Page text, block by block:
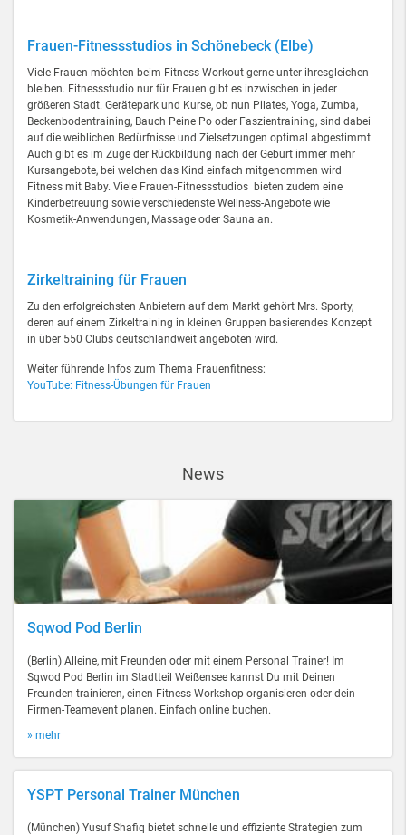
Frauen-Fitnessstudios in Schönebeck (Elbe)
Viele Frauen möchten beim Fitness-Workout gerne unter ihresgleichen
bleiben. Fitnessstudio nur für Frauen gibt es inzwischen in jeder
größeren Stadt. Gerätepark und Kurse, ob nun Pilates, Yoga, Zumba,
Beckenbodentraining, Bauch Peine Po oder Faszientraining, sind dabei
auf die weiblichen Bedürfnisse und Zielsetzungen optimal abgestimmt.
Auch gibt es im Zuge der Rückbildung nach der Geburt immer mehr
Kursangebote, bei welchen das Kind einfach mitgenommen wird –
Fitness mit Baby. Viele Frauen-Fitnessstudios bieten zudem eine
Kinderbetreuung sowie verschiedenste Wellness-Angebote wie
Kosmetik-Anwendungen, Massage oder Sauna an.
Zirkeltraining für Frauen
Zu den erfolgreichsten Anbietern auf dem Markt gehört Mrs. Sporty,
deren auf einem Zirkeltraining in kleinen Gruppen basierendes Konzept
in über 550 Clubs deutschlandweit angeboten wird.
Weiter führende Infos zum Thema Frauenfitness:
YouTube: Fitness-Übungen für Frauen
News
Sqwod Pod Berlin
(Berlin) Alleine, mit Freunden oder mit einem Personal Trainer! Im
Sqwod Pod Berlin im Stadtteil Weißensee kannst Du mit Deinen
Freunden trainieren, einen Fitness-Workshop organisieren oder dein
Firmen-Teamevent planen. Einfach online buchen.
» mehr
YSPT Personal Trainer München
(München) Yusuf Shafiq bietet schnelle und effiziente Strategien zum